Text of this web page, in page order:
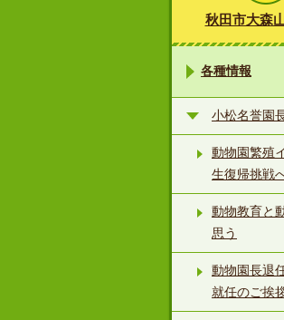
秋田市大森
各種情報
小松名誉園
動物園繁殖
生復帰挑戦
動物教育と
思う
動物園長退
就任のご挨